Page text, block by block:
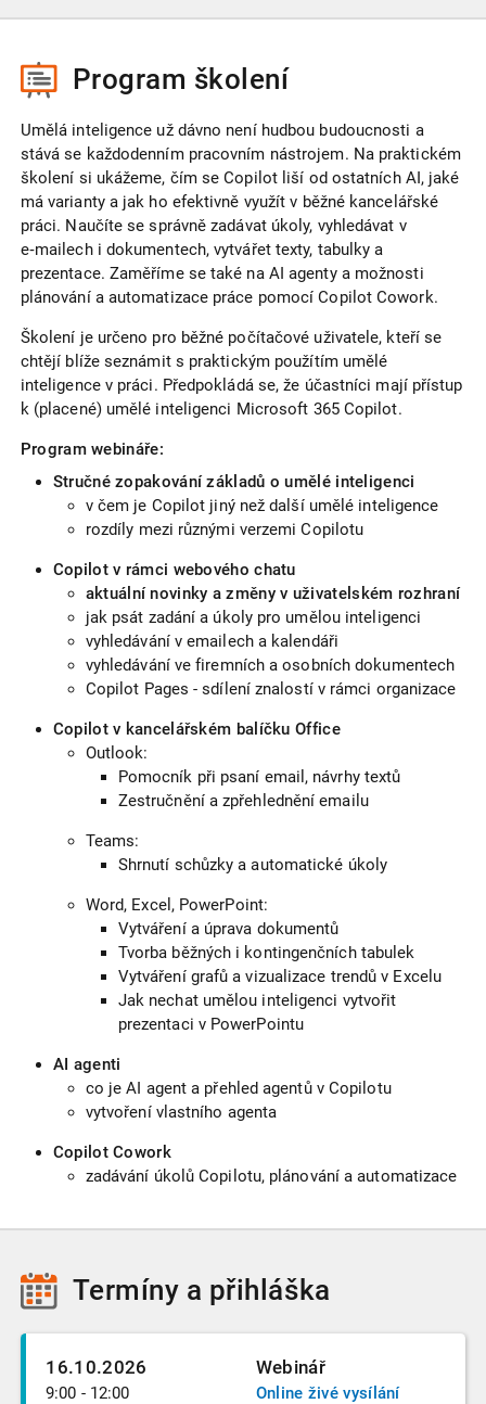
Program školení
Umělá inteligence už dávno není hudbou budoucnosti a
stává se každodenním pracovním nástrojem. Na praktickém
školení si ukážeme, čím se Copilot liší od ostatních AI, jaké
má varianty a jak ho efektivně využít v běžné kancelářské
práci. Naučíte se správně zadávat úkoly, vyhledávat v
e‑mailech i dokumentech, vytvářet texty, tabulky a
prezentace. Zaměříme se také na AI agenty a možnosti
plánování a automatizace práce pomocí Copilot Cowork.
Školení je určeno pro běžné počítačové uživatele, kteří se
chtějí blíže seznámit s praktickým použítím umělé
inteligence v práci. Předpokládá se, že účastníci mají přístup
k (placené) umělé inteligenci Microsoft 365 Copilot.
Program webináře:
Stručné zopakování základů o umělé inteligenci
v čem je Copilot jiný než další umělé inteligence
rozdíly mezi různými verzemi Copilotu
Copilot v rámci webového chatu
aktuální novinky a změny v uživatelském rozhraní
jak psát zadání a úkoly pro umělou inteligenci
vyhledávání v emailech a kalendáři
vyhledávání ve firemních a osobních dokumentech
Copilot Pages - sdílení znalostí v rámci organizace
Copilot v kancelářském balíčku Office
Outlook:
Pomocník při psaní email, návrhy textů
Zestručnění a zpřehlednění emailu
Teams:
Shrnutí schůzky a automatické úkoly
Word, Excel, PowerPoint:
Vytváření a úprava dokumentů
Tvorba běžných i kontingenčních tabulek
Vytváření grafů a vizualizace trendů v Excelu
Jak nechat umělou inteligenci vytvořit
prezentaci v PowerPointu
AI agenti
co je AI agent a přehled agentů v Copilotu
vytvoření vlastního agenta
Copilot Cowork
zadávání úkolů Copilotu, plánování a automatizace
Termíny a přihláška
16.10.2026 Webinář
Online živé vysílání
9:00 - 12:00